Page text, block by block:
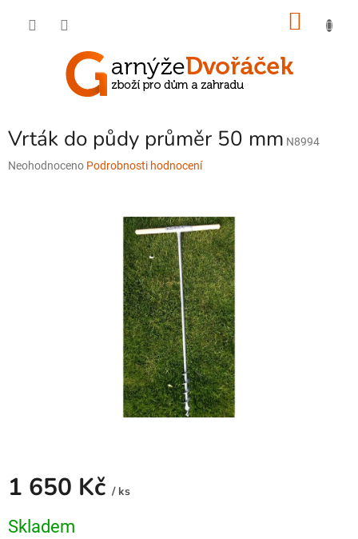
Vrták do půdy průměr 50 mm N8994
Průměrné
Neohodnoceno Podrobnosti hodnocení
1 650 Kč / ks
cena:
Skladem